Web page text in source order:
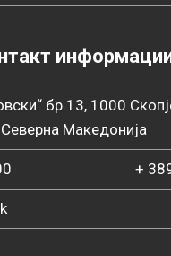
бр.13, 1000
Северна Македонија
+